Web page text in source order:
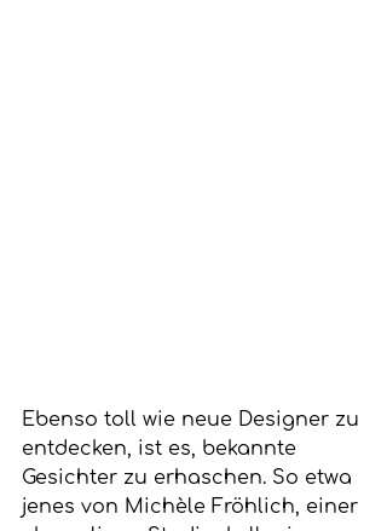
Ebenso toll wie neue Designer zu
entdecken, ist es, bekannte
Gesichter zu erhaschen. So etwa
jenes von Michèle Fröhlich, einer